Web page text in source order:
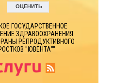
ГОСУДАРСТВЕННОЕ
ЗДРАВООХРАНЕНИЯ
РЕПРОДУКТИВНОГО
"ЮВЕНТА""